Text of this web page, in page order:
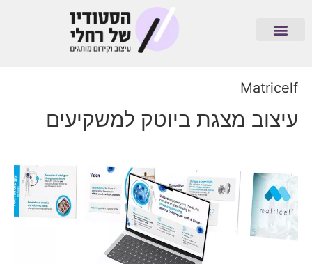
Matricelf
עיצוב מצגת ביוטק למשקיעים